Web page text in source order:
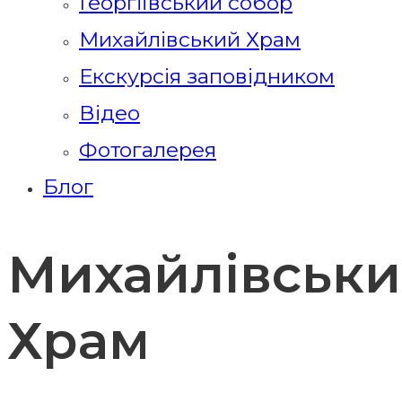
Михайлівський Храм
Екскурсія заповідником
Відео
Фотогалерея
Блог
Храм